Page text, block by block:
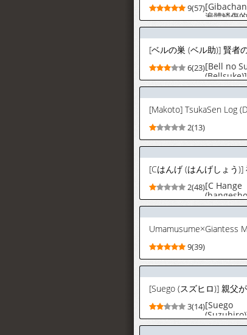
9(57)
遍體鱗傷
調製幸福
賣藥郎 |
鳞伤的精
幸福配方
郎
6(23)[Bell no
(Bellsuke)]
Kenja no
贤者之会
(Touhou
[Digital]
[Makoto] TsukaSen Log
2(13)
2(48)[C Hange
Shinpeki
Nano
Itten Hen~
[Chinese]
Umamusume×Giantess
9(39)
3(14)[Suego
Oyaji ga